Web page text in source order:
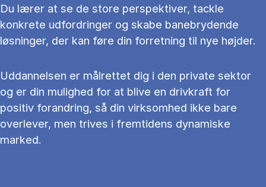
Du lærer at se de store perspektiver, tackle
konkrete udfordringer og skabe banebrydende
løsninger, der kan føre din forretning til nye højder.
Uddannelsen er målrettet dig i den private sektor
og er din mulighed for at blive en drivkraft for
positiv forandring, så din virksomhed ikke bare
overlever, men trives i fremtidens dynamiske
marked.